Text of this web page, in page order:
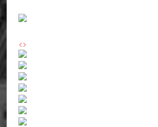
<>